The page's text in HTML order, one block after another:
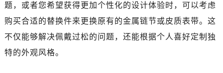
题，或者您希望获得更加个性化的设计体验时，可以考虑
购买合适的替换件来更换原有的金属链节或皮质表带。这
不仅能够解决佩戴过松的问题，还能根据个人喜好定制独
特的外观风格。